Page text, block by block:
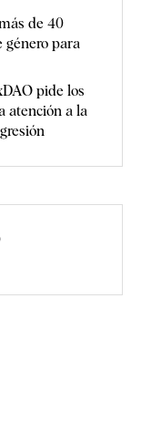
de 40
género para
pide los
atención a la